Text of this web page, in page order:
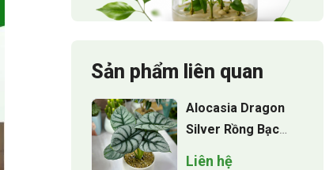
Sản phẩm liên quan
Alocasia Dragon
Silver Rồng Bạc
Liên hệ